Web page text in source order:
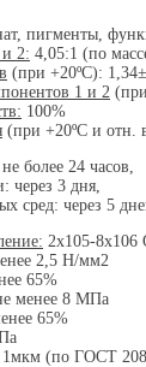
пигменты,
2: 4,05:1 (по
(при +20ºС):
1 и 2
100%
(при +20ºС и отн.
более 24 часов,
через 3 дня,
сред: через 5
2х105-
2,5 Н/мм2
65%
менее 8 МПа
65%
1мкм (по ГОСТ